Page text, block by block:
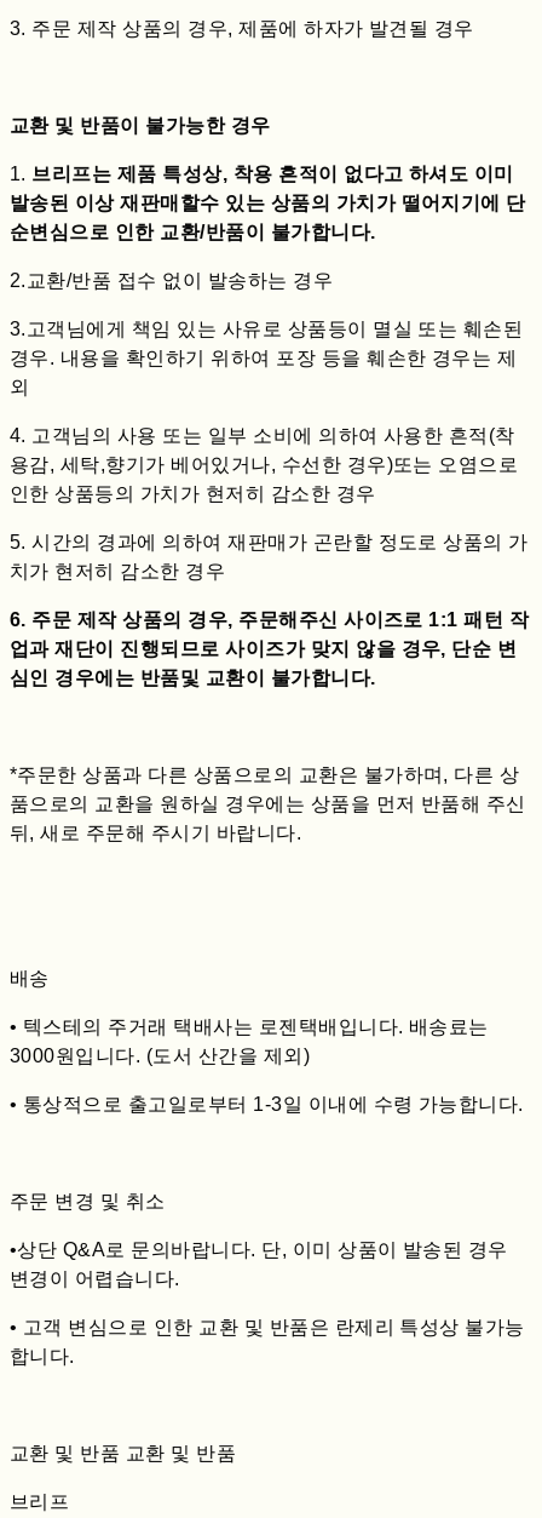
3. 주문 제작 상품의 경우, 제품에 하자가 발견될 경우
교환 및 반품이 불가능한 경우
1. 브리프는 제품 특성상, 착용 흔적이 없다고 하셔도 이미
발송된 이상 재판매할수 있는 상품의 가치가 떨어지기에 단
순변심으로 인한 교환/반품이 불가합니다.
2.교환/반품 접수 없이 발송하는 경우
3.고객님에게 책임 있는 사유로 상품등이 멸실 또는 훼손된
경우. 내용을 확인하기 위하여 포장 등을 훼손한 경우는 제
외
4. 고객님의 사용 또는 일부 소비에 의하여 사용한 흔적(착
용감, 세탁,향기가 베어있거나, 수선한 경우)또는 오염으로
인한 상품등의 가치가 현저히 감소한 경우
5. 시간의 경과에 의하여 재판매가 곤란할 정도로 상품의 가
치가 현저히 감소한 경우
6. 주문 제작 상품의 경우, 주문해주신 사이즈로 1:1 패턴 작
업과 재단이 진행되므로 사이즈가 맞지 않을 경우, 단순 변
심인 경우에는 반품및 교환이 불가합니다.
*주문한 상품과 다른 상품으로의 교환은 불가하며, 다른 상
품으로의 교환을 원하실 경우에는 상품을 먼저 반품해 주신
뒤, 새로 주문해 주시기 바랍니다.
배송
• 텍스테의 주거래 택배사는 로젠택배입니다. 배송료는
3000원입니다. (도서 산간을 제외)
• 통상적으로 출고일로부터 1-3일 이내에 수령 가능합니다.
주문 변경 및 취소
•상단 Q&A로 문의바랍니다. 단, 이미 상품이 발송된 경우
변경이 어렵습니다.
• 고객 변심으로 인한 교환 및 반품은 란제리 특성상 불가능
합니다.
교환 및 반품 교환 및 반품
브리프